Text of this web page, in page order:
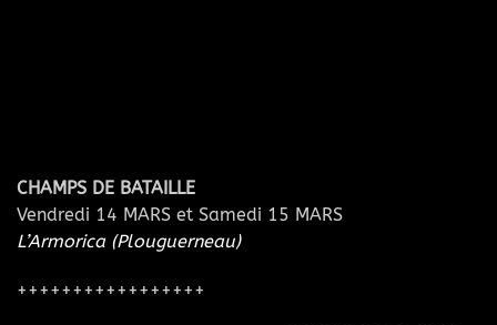
CHAMPS DE BATAILLE
Vendredi 14 MARS et Samedi 15 MARS
L’Armorica (Plouguerneau)
+++++++++++++++++